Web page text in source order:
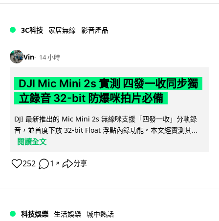
3C科技 家居無線 影音產品
Vin 14 小時
DJI Mic Mini 2s 實測 四發一收同步獨
立錄音 32-bit 防爆咪拍片必備
DJI 最新推出的 Mic Mini 2s 無線咪支援「四發一收」分軌錄
音，並首度下放 32-bit Float 浮點內錄功能。本文經實測其...
閱讀全文
252 1 ↗ 分享
科技娛樂 生活娛樂 城中熱話